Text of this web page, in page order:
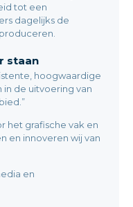
tot een
dagelijks de
staan
hoogwaardige
de uitvoering van
het grafische vak en
en innoveren wij van
en